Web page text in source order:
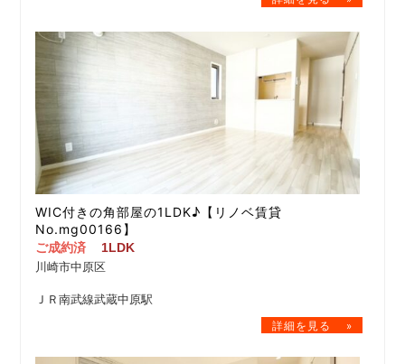
WIC付きの角部屋の1LDK♪【リノベ賃貸
No.mg00166】
ご成約済
1LDK
川崎市中原区
ＪＲ南武線武蔵中原駅